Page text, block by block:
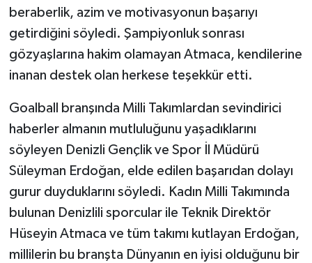
beraberlik, azim ve motivasyonun başarıyı
getirdiğini söyledi. Şampiyonluk sonrası
gözyaşlarına hakim olamayan Atmaca, kendilerine
inanan destek olan herkese teşekkür etti.
Goalball branşında Milli Takımlardan sevindirici
haberler almanın mutluluğunu yaşadıklarını
söyleyen Denizli Gençlik ve Spor İl Müdürü
Süleyman Erdoğan, elde edilen başarıdan dolayı
gurur duyduklarını söyledi. Kadın Milli Takımında
bulunan Denizlili sporcular ile Teknik Direktör
Hüseyin Atmaca ve tüm takımı kutlayan Erdoğan,
millilerin bu branşta Dünyanın en iyisi olduğunu bir